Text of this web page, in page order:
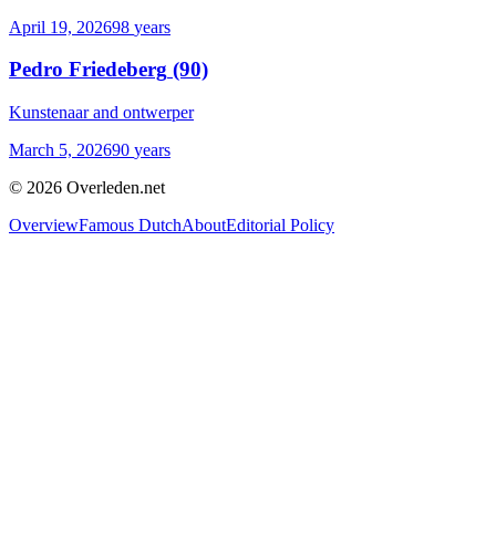
April 19, 202698 years
Pedro Friedeberg (90)
Kunstenaar and ontwerper
March 5, 202690 years
© 2026 Overleden.net
OverviewFamous DutchAboutEditorial Policy